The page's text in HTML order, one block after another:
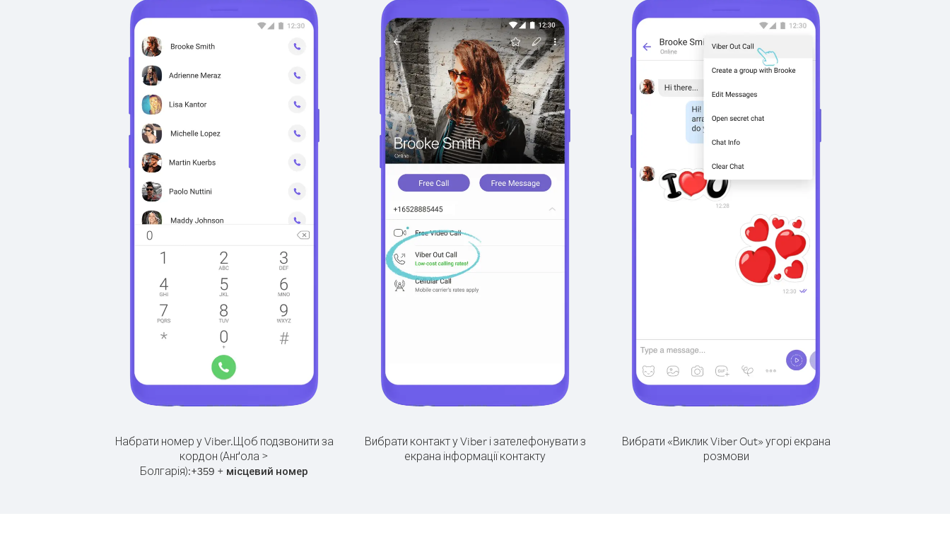
Набрати номер у Viber.Щоб подзвонити за
кордон (Анґола >
Болгарія):+359 + місцевий номер
Вибрати контакт у Viber і зателефонувати з
екрана інформації контакту
Вибрати «Виклик Viber Out» угорі екрана
розмови